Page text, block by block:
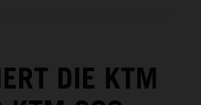
DIE KTM